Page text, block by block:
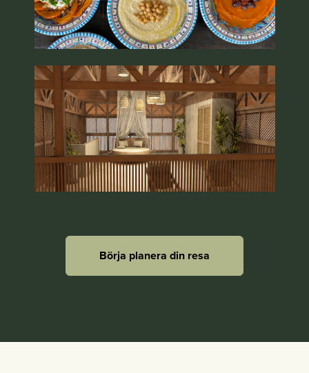
Börja planera din resa